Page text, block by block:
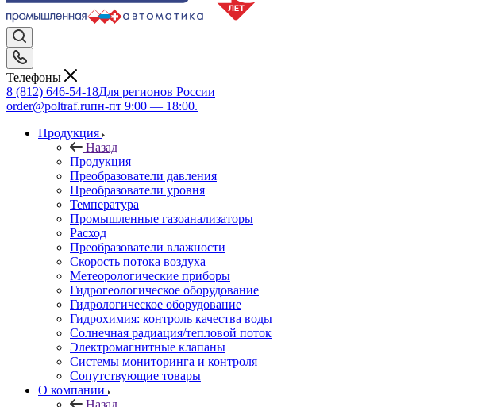
Телефоны
8 (812) 646-54-18Для регионов России
order@poltraf.ruпн-пт 9:00 — 18:00.
Продукция
Назад
Продукция
Преобразователи давления
Преобразователи уровня
Температура
Промышленные газоанализаторы
Расход
Преобразователи влажности
Скорость потока воздуха
Метеорологические приборы
Гидрогеологическое оборудование
Гидрологическое оборудование
Гидрохимия: контроль качества воды
Солнечная радиация/тепловой поток
Электромагнитные клапаны
Системы мониторинга и контроля
Сопутствующие товары
О компании
Назад